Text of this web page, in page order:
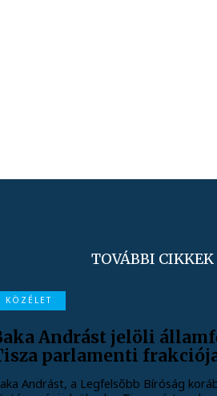
TOVÁBBI CIKKEK
KÖZÉLET
Andrást jelöli
parlamenti
Andrást, a Legfelsőbb Bíróság